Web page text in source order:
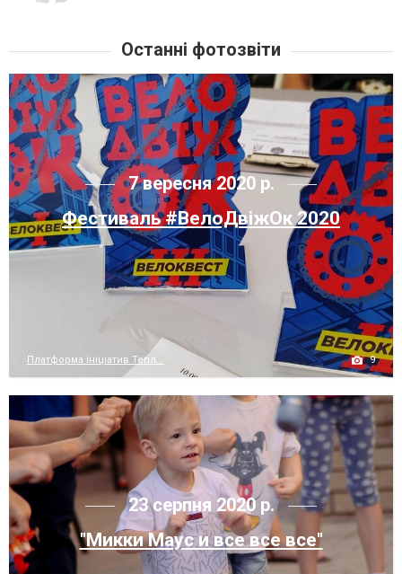
Останні фотозвіти
7 вересня 2020 р.
Фестиваль #ВелоДвіжОк 2020
Платформа ініціатив Тепл... 9
23 серпня 2020 р.
"Микки Маус и все все все"